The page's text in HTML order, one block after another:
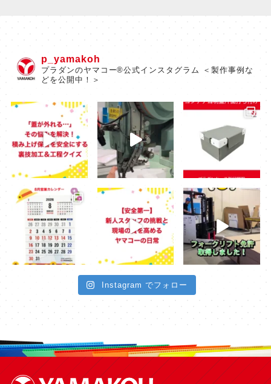
p_yamakoh
プラダンのヤマコー®公式インスタグラム ＜製作事例な
どを公開中！＞
Instagram でフォロー